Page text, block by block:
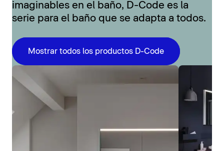
imaginables en el baño, D-Code es la
serie para el baño que se adapta a todos.
Mostrar todos los productos D-Code